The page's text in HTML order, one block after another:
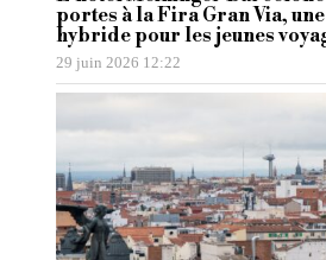
portes à la Fira Gran Via,
hybride pour les jeunes
29 juin 2026 12:22